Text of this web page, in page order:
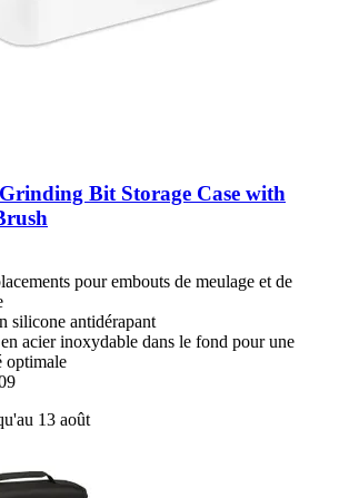
Bit Storage Case with
pour embouts de meulage et de
silicone antidérapant
acier inoxydable dans le fond pour une
optimale
13 août